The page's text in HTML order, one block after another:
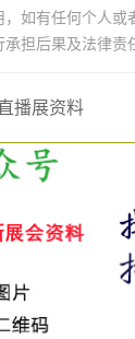
如有任何个人
担后果及法律责
播展资料